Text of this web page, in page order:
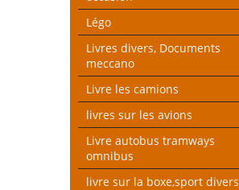
Légo
Livres divers, Documents
meccano
Livre les camions
livres sur les avions
Livre autobus tramways
omnibus
livre sur la boxe,sport divers